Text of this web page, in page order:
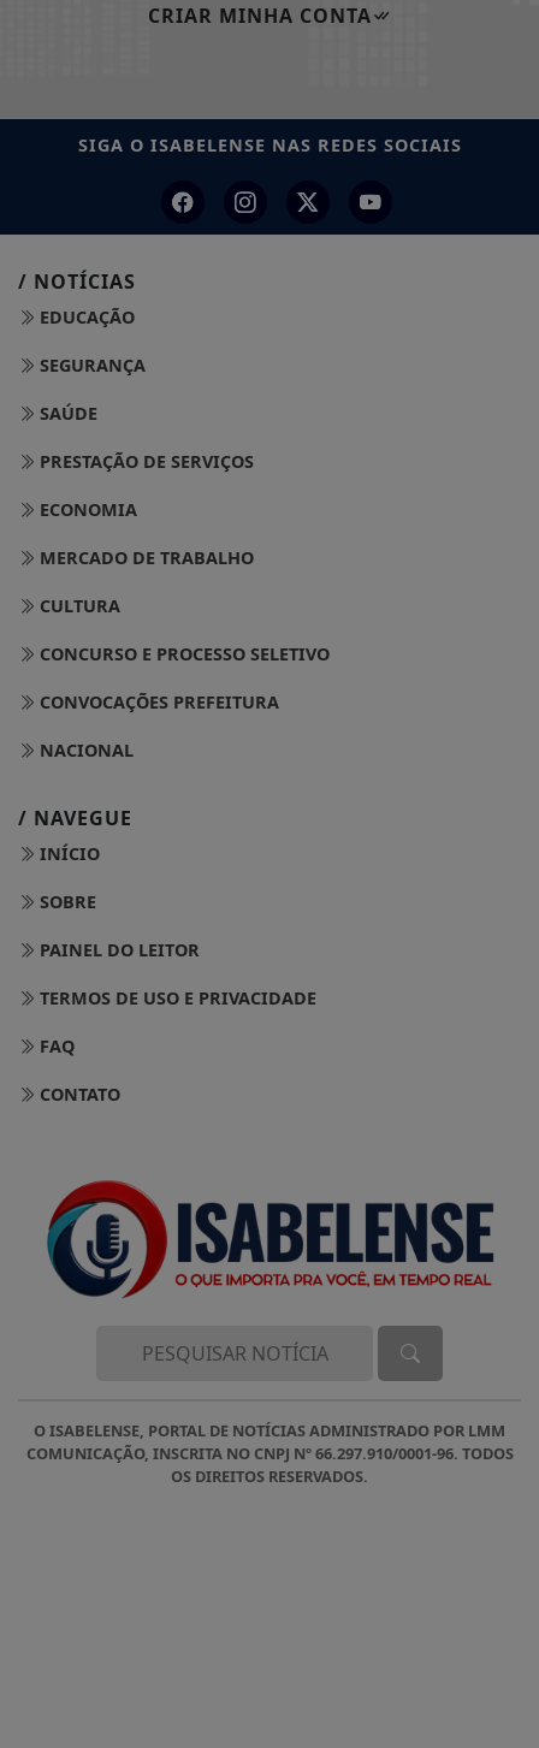
CRIAR MINHA CONTA
SIGA O ISABELENSE NAS REDES SOCIAIS
/ NOTÍCIAS
EDUCAÇÃO
SEGURANÇA
SAÚDE
PRESTAÇÃO DE SERVIÇOS
ECONOMIA
MERCADO DE TRABALHO
CULTURA
CONCURSO E PROCESSO SELETIVO
CONVOCAÇÕES PREFEITURA
NACIONAL
/ NAVEGUE
INÍCIO
SOBRE
PAINEL DO LEITOR
TERMOS DE USO E PRIVACIDADE
FAQ
CONTATO
O ISABELENSE, PORTAL DE NOTÍCIAS ADMINISTRADO POR LMM
COMUNICAÇÃO, INSCRITA NO CNPJ Nº 66.297.910/0001-96. TODOS
OS DIREITOS RESERVADOS.